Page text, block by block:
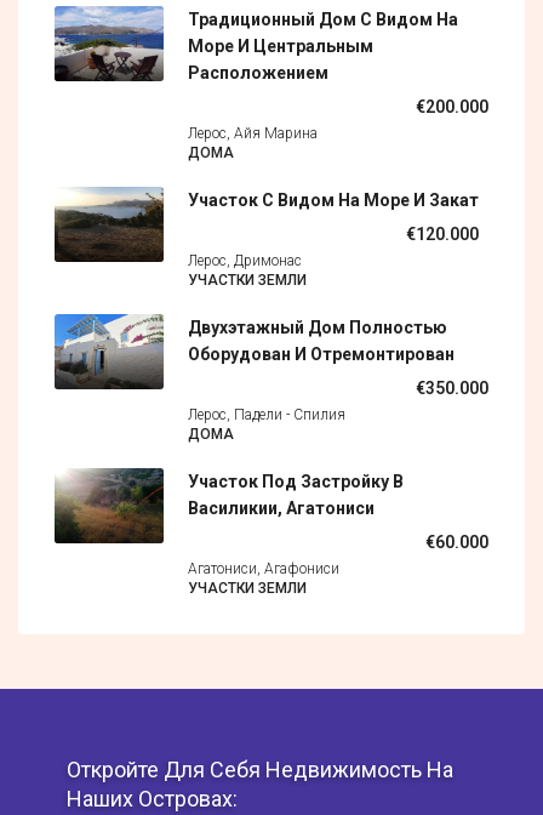
Традиционный Дом С Видом На
Море И Центральным
Расположением
€200.000
Лерос, Айя Марина
ДОМА
Участок С Видом На Море И Закат
€120.000
Лерос, Дримонас
УЧАСТКИ ЗЕМЛИ
Двухэтажный Дом Полностью
Оборудован И Отремонтирован
€350.000
Лерос, Падели - Спилия
ДОМА
Участок Под Застройку В
Василикии, Агатониси
€60.000
Агатониси, Агафониси
УЧАСТКИ ЗЕМЛИ
Откройте Для Себя Недвижимость На
Наших Островах: